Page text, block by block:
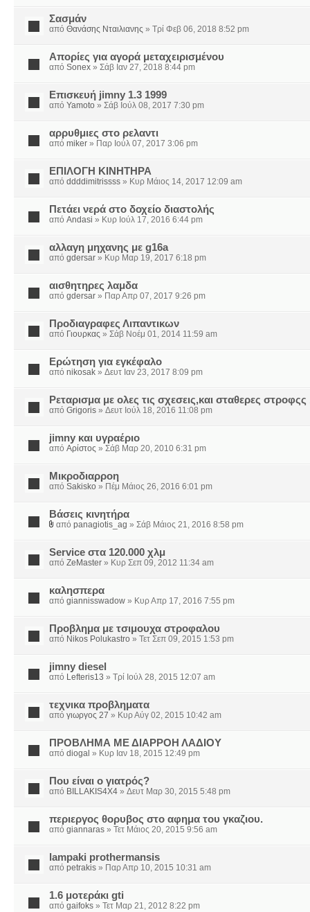
Σασμάν
από Θανάσης Νταιλιανης » Τρί Φεβ 06, 2018 8:52 pm
Απορίες για αγορά μεταχειρισμένου
από Sonex » Σάβ Ιαν 27, 2018 8:44 pm
Επισκευή jimny 1.3 1999
από Yamoto » Σάβ Ιούλ 08, 2017 7:30 pm
αρρυθμιες στο ρελαντι
από miker » Παρ Ιούλ 07, 2017 3:06 pm
ΕΠΙΛΟΓΗ ΚΙΝΗΤΗΡΑ
από ddddimitrissss » Κυρ Μάιος 14, 2017 12:09 am
Πετάει νερά στο δοχείο διαστολής
από Andasi » Κυρ Ιούλ 17, 2016 6:44 pm
αλλαγη μηχανης με g16a
από gdersar » Κυρ Μαρ 19, 2017 6:18 pm
αισθητηρες λαμδα
από gdersar » Παρ Απρ 07, 2017 9:26 pm
Προδιαγραφες Λιπαντικων
από Γιουρκας » Σάβ Νοέμ 01, 2014 11:59 am
Ερώτηση για εγκέφαλο
από nikosak » Δευτ Ιαν 23, 2017 8:09 pm
Ρεταρισμα με ολες τις σχεσεις,και σταθερες στροφςς
από Grigoris » Δευτ Ιούλ 18, 2016 11:08 pm
jimny και υγραέριο
από Αρίστος » Σάβ Μαρ 20, 2010 6:31 pm
Μικροδιαρροη
από Sakisko » Πέμ Μάιος 26, 2016 6:01 pm
Βάσεις κινητήρα
από panagiotis_ag » Σάβ Μάιος 21, 2016 8:58 pm
Service στα 120.000 χλμ
από ZeMaster » Κυρ Σεπ 09, 2012 11:34 am
καλησπερα
από giannisswadow » Κυρ Απρ 17, 2016 7:55 pm
Προβλημα με τσιμουχα στροφαλου
από Nikos Polukastro » Τετ Σεπ 09, 2015 1:53 pm
jimny diesel
από Lefteris13 » Τρί Ιούλ 28, 2015 12:07 am
τεχνικα προβληματα
από γιωργος 27 » Κυρ Αύγ 02, 2015 10:42 am
ΠΡΟΒΛΗΜΑ ΜΕ ΔΙΑΡΡΟΗ ΛΑΔΙΟΥ
από diogal » Κυρ Ιαν 18, 2015 12:49 pm
Που είναι ο γιατρός?
από BILLAKIS4X4 » Δευτ Μαρ 30, 2015 5:48 pm
περιεργος θορυβος στο αφημα του γκαζιου.
από giannaras » Τετ Μάιος 20, 2015 9:56 am
lampaki prothermansis
από petrakis » Παρ Απρ 10, 2015 10:31 am
1.6 μοτεράκι gti
από gaifoks » Τετ Μαρ 21, 2012 8:22 pm